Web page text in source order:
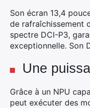
Son écran 13,4
de rafraîchissement
spectre DCI-P3,
exceptionnelle. Son
Une
Grâce à un NPU
peut exécuter des